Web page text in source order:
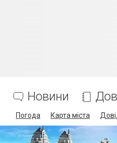
Новини
Погода Карта міста